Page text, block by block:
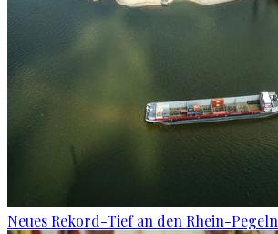
Neues Rekord-Tief an den Rhein-Pegeln